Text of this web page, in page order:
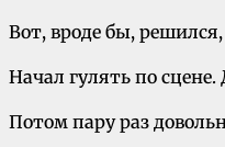
Вот, вроде бы,
Начал гулять по
Потом пару раз